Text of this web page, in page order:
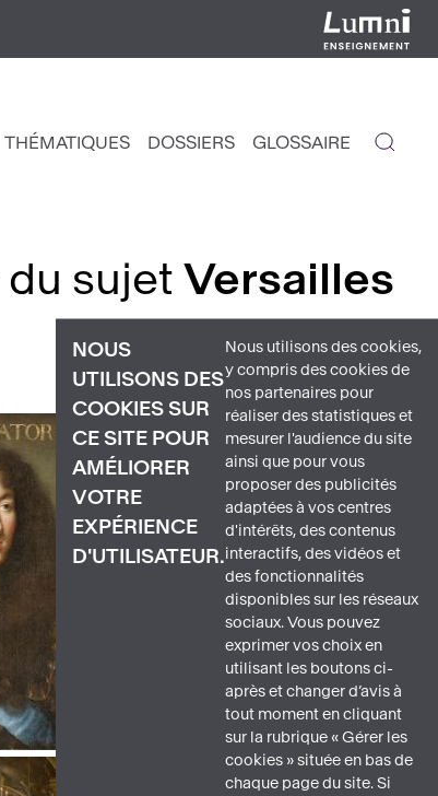
NOUS
UTILISONS DES
COOKIES SUR
CE SITE POUR
AMÉLIORER
VOTRE
EXPÉRIENCE
D'UTILISATEUR.
Nous utilisons des cookies,
y compris des cookies de
nos partenaires pour
réaliser des statistiques et
mesurer l'audience du site
ainsi que pour vous
proposer des publicités
adaptées à vos centres
d'intérêts, des contenus
interactifs, des vidéos et
des fonctionnalités
disponibles sur les réseaux
sociaux. Vous pouvez
exprimer vos choix en
utilisant les boutons ci-
après et changer d’avis à
tout moment en cliquant
sur la rubrique « Gérer les
cookies » située en bas de
chaque page du site. Si
THÉMATIQUES DOSSIERS GLOSSAIRE
sujet Versailles